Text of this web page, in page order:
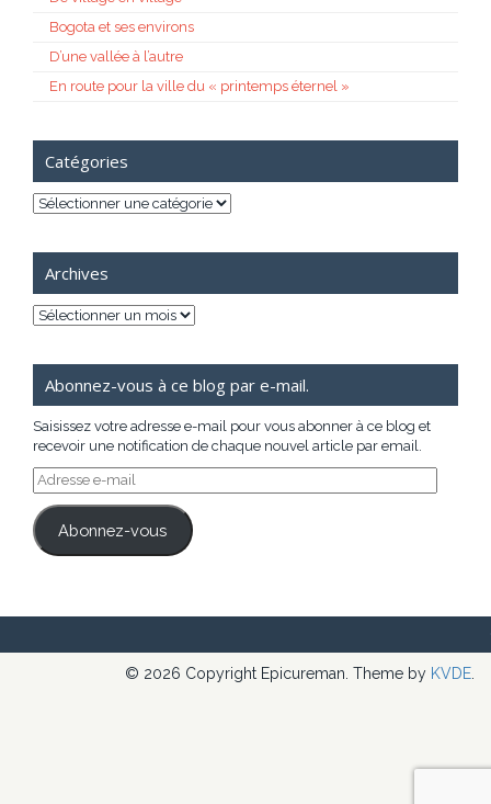
Bogota et ses environs
D’une vallée à l’autre
En route pour la ville du « printemps éternel »
Catégories
Catégories
Archives
Archives
Abonnez-vous à ce blog par e-mail.
Saisissez votre adresse e-mail pour vous abonner à ce blog et
recevoir une notification de chaque nouvel article par email.
Adresse
e-
mail
Abonnez-vous
© 2026 Copyright Epicureman. Theme by KVDE.